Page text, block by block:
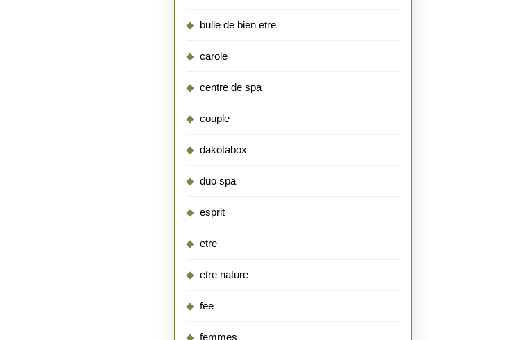
bulle de bien etre
carole
centre de spa
couple
dakotabox
duo spa
esprit
etre
etre nature
fee
femmes